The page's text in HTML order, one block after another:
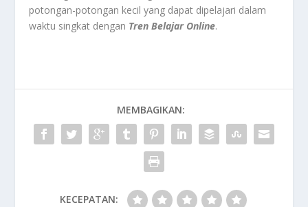
potongan-potongan kecil yang dapat dipelajari dalam
waktu singkat dengan Tren Belajar Online.
MEMBAGIKAN:
KECEPATAN: